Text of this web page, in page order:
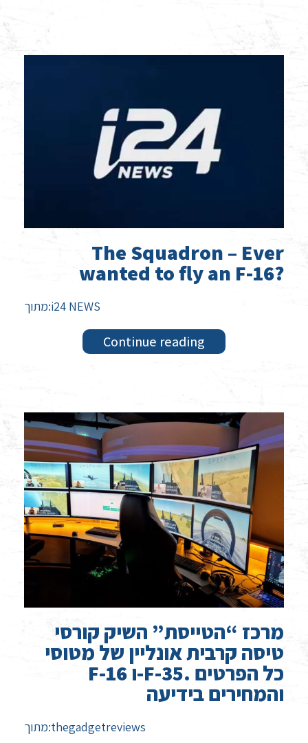
The Squadron – Ever
wanted to fly an F-16?
מתוך:i24 NEWS
Continue reading
מרכז “הטייסת” השיק קורסי
טיסה קרבית אונליין של מטוסי
F-16 ו-F-35. כל הפרטים
והמחירים בידיעה
מתוך:thegadgetreviews